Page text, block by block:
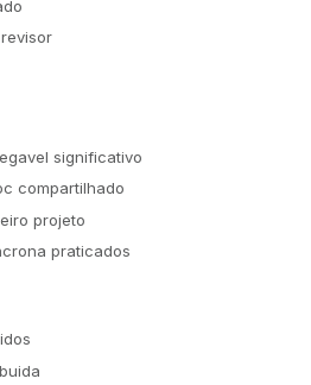
significativo
compartilhado
projeto
praticados